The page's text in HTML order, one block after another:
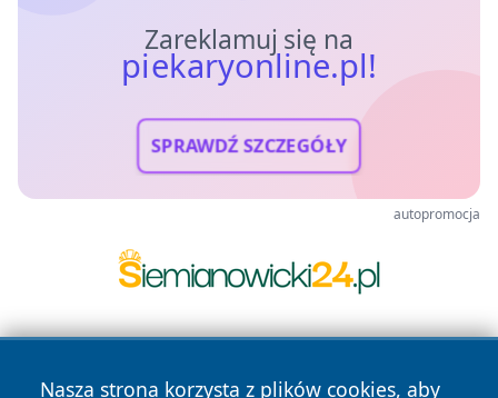
Zareklamuj się na
piekaryonline.pl!
SPRAWDŹ SZCZEGÓŁY
autopromocja
Nasza strona korzysta z plików cookies, aby